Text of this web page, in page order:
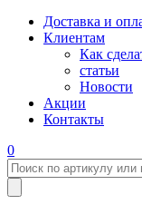
Доставка и
Клиентам
Как
статьи
Новости
Акции
Контакты
0